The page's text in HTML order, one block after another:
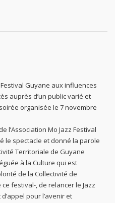
Guyane aux influences
auprès d’un public varié et
organisée le 7 novembre
l’Association Mo Jazz Festival
le spectacle et donné la parole
Territoriale de Guyane
à la Culture qui est
de la Collectivité de
festival-, de relancer le Jazz
pour l’avenir et